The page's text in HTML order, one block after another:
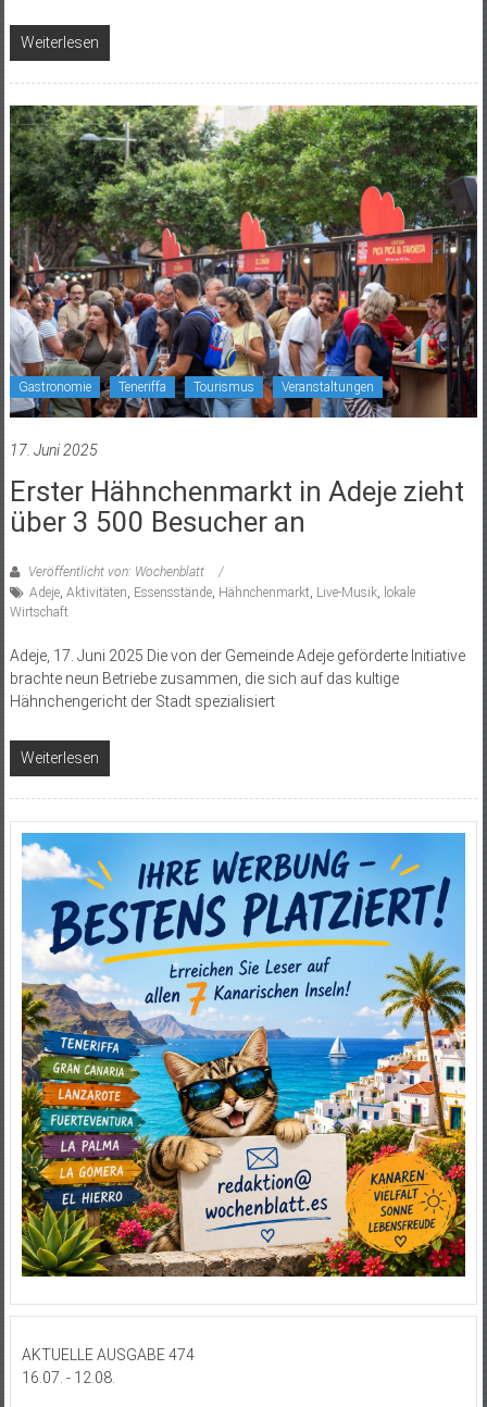
Weiterlesen
Gastronomie Teneriffa Tourismus Veranstaltungen
17. Juni 2025
Erster Hähnchenmarkt in Adeje zieht
über 3 500 Besucher an
Veröffentlicht von: Wochenblatt
Adeje, Aktivitäten, Essensstände, Hähnchenmarkt, Live-Musik, lokale
Wirtschaft
Adeje, 17. Juni 2025 Die von der Gemeinde Adeje geförderte Initiative
brachte neun Betriebe zusammen, die sich auf das kultige
Hähnchengericht der Stadt spezialisiert
Weiterlesen
AKTUELLE AUSGABE 474
16.07. - 12.08.